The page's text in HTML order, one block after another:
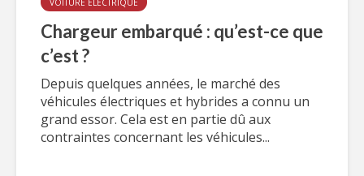
VOITURE ÉLECTRIQUE
Chargeur embarqué : qu’est-ce que
c’est ?
Depuis quelques années, le marché des
véhicules électriques et hybrides a connu un
grand essor. Cela est en partie dû aux
contraintes concernant les véhicules...